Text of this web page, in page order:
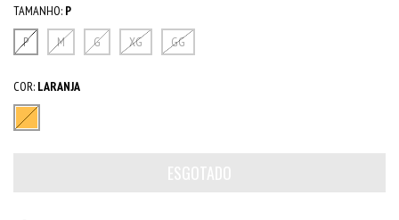
TAMANHO: P
P
M G XG GG
COR: LARANJA